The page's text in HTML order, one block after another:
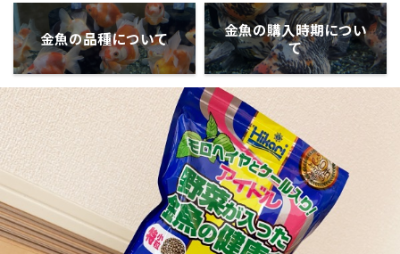
金魚の品種について
金魚の購入時期につい
て